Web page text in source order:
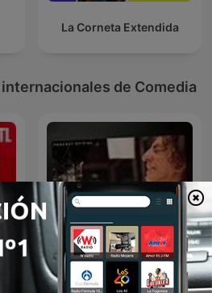
La Corneta Extendida
de Comedia
La Venganza Será Terrible